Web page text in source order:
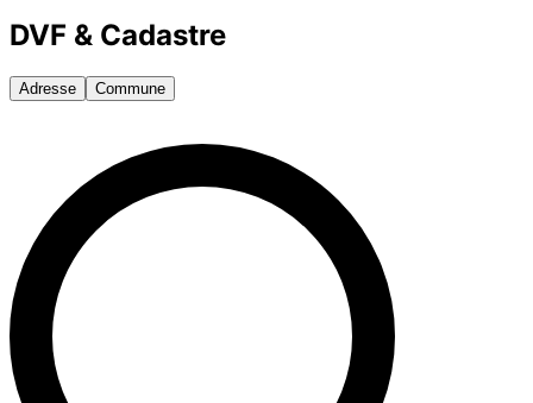
DVF & Cadastre
Adresse Commune